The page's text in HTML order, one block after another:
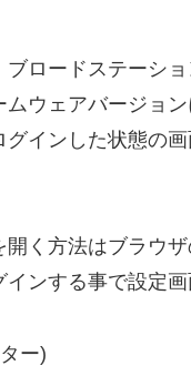
ロードステーシ
ウェアバージョ
インした状態の
く方法はブラウ
ンする事で設定画
ー)